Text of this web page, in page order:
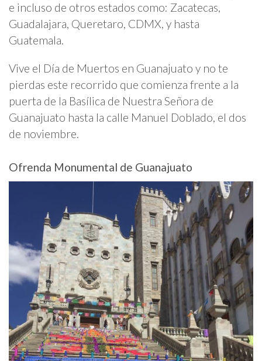
e incluso de otros estados como: Zacatecas,
Guadalajara, Queretaro, CDMX, y hasta
Guatemala.
Vive el Día de Muertos en Guanajuato y no te
pierdas este recorrido que comienza frente a la
puerta de la Basílica de Nuestra Señora de
Guanajuato hasta la calle Manuel Doblado, el dos
de noviembre.
Ofrenda Monumental de Guanajuato